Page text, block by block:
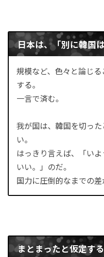
日本は、「別に韓国
規模など、色々と論じ
する。
一言で済む。
我が国は、韓国を切っ
い。
はっきり言えば、「い
いい。」のだ。
国力に圧倒的なまでの差
まとまったと仮定す